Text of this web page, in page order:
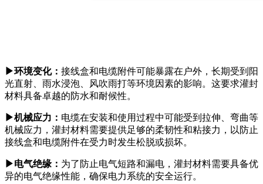
▶环境变化： 接线盒和电缆附件可能暴露在户外，长期受到阳
光直射、雨水浸泡、风吹雨打等环境因素的影响。这要求灌封
材料具备卓越的防水和耐候性。
▶机械应力： 电缆在安装和使用过程中可能受到拉伸、弯曲等
机械应力，灌封材料需要提供足够的柔韧性和粘接力，以防止
接线盒和电缆附件在受力时发生松脱或损坏。
▶电气绝缘： 为了防止电气短路和漏电，灌封材料需要具备优
异的电气绝缘性能，确保电力系统的安全运行。